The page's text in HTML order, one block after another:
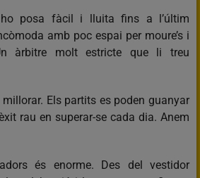
ho posa fàcil i lluita fins a l’últim
amb poc espai per moure’s i
àrbitre molt estricte que li treu
Els partits es poden guanyar
rau en superar-se cada dia. Anem
és enorme. Des del vestidor